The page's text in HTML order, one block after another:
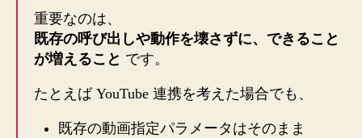
重要なのは、
既存の呼び出しや動作を壊さずに、できること
が増えること です。
たとえば YouTube 連携を考えた場合でも、
既存の動画指定パラメータはそのまま